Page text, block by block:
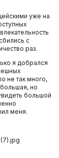
уже на
с
раз.
я добрался
не так много,
но
большой
меня.